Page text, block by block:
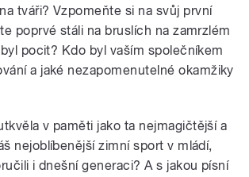
tváři? Vzpomeňte si na svůj první
poprvé stáli na bruslích na zamrzlém
pocit? Kdo byl vaším společníkem
a jaké nezapomenutelné okamžiky
v paměti jako ta nejmagičtější a
nejoblíbenější zimní sport v mládí,
i dnešní generaci? A s jakou písní